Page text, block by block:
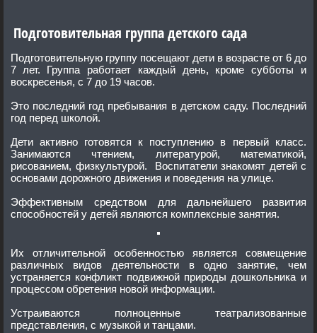
Подготовительная группа детского сада
Подготовительную группу посещают дети в возрасте от 6 до
7 лет. Группа работает каждый день, кроме субботы и
воскресенья, с 7 до 19 часов.
Это последний год пребывания в детском саду. Последний
год перед школой.
Дети активно готовятся к поступлению в первый класс.
Занимаются чтением, литературой, математикой,
рисованием, физкультурой. Воспитатели знакомят детей с
основами дорожного движения и поведения на улице.
Эффективным средством для дальнейшего развития
способностей у детей являются комплексные занятия.
Их отличительной особенностью является совмещение
различных видов деятельности в одно занятие, чем
устраняется конфликт подвижной природы дошкольника и
процессом обретения новой информации.
Устраиваются полноценные театрализованные
представления, с музыкой и танцами.